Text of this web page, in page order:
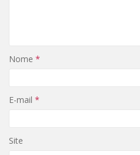
Nome *
E-mail *
Site